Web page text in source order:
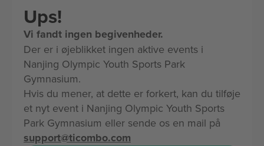
Ups!
Vi fandt ingen begivenheder.
Der er i øjeblikket ingen aktive events i
Nanjing Olympic Youth Sports Park
Gymnasium.
Hvis du mener, at dette er forkert, kan du tilføje
et nyt event i Nanjing Olympic Youth Sports
Park Gymnasium eller sende os en mail på
support@ticombo.com